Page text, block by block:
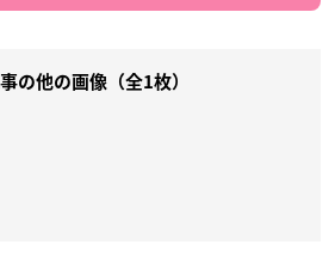
の他の画像（全1枚）